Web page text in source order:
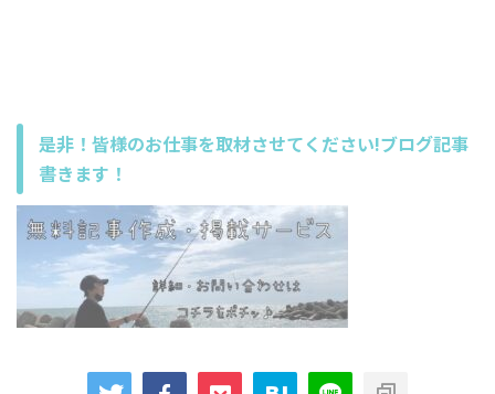
是非！皆様のお仕事を取材させてください!ブログ記事
書きます！